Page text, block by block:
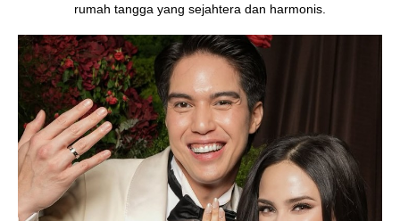
rumah tangga yang sejahtera dan harmonis.